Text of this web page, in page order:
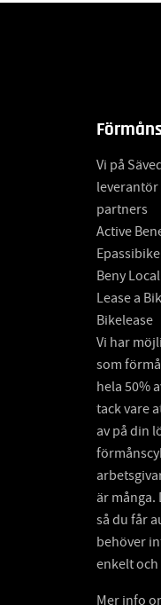
Vi på
partners
Active
Epassibike
Beny Local
Lease a
Bikelease
Vi har
som
hela 50%
tack vare
av på din
är
så du får
behöver
enkelt
Mer info